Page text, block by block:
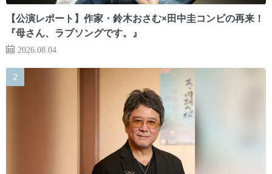
【公演レポート】作家・鈴木おさむ×田中圭コンビの再来！
『母さん、ラブソングです。』
2026.08.04